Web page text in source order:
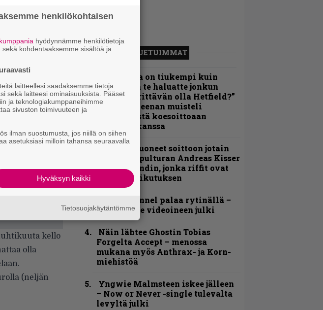
kello
olla
(neljän
LUETUIMMAT
”Metallica on tiukempi kuin
koskaan ja te haluatte jonkun
nulikan yrittävän olla Hetfield?”
– Pepper Keenan muisteli
ensimmäistä koesoittoaan
hevijätin kanssa
”He ovat tuoneet soittoon jotain
uutta” – Sepulturan Andreas Kisser
nimeää bändin, jonka riffit ovat
tehneet vaikutuksen
Blind Channel palaa rytinällä –
tuplasingle videoineen julki
Näin lähtee Ghostin Tobias
Forgelta Accept – menossa
mukana myös Anthrax- ja Korn-
miehistöä
Yngwie Malmsteen iskee jälleen
– Now or Never -single tulevalta
levyltä julki
henkilökohtaisen
hyödynnämme henkilötietoja
kohdentaaksemme sisältöä ja
laitteellesi saadaksemme tietoja
sekä laitteesi ominaisuuksista. Pääset
ja teknologiakumppaneihimme
sivuston toimivuuteen ja
ilman suostumusta, jos niillä on siihen
asetuksiasi milloin tahansa seuraavalla
Hyväksyn kaikki
Tietosuojakäytäntömme